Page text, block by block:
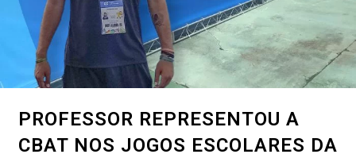
PROFESSOR REPRESENTOU A
CBAT NOS JOGOS ESCOLARES DA